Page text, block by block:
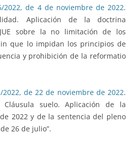
2022, de 4 de noviembre de 2022.
Aplicación de la doctrina
sobre la no limitación de los
que lo impidan los principios de
y prohibición de la reformatio
2022, de 22 de noviembre de 2022.
Cláusula suelo. Aplicación de la
2022 y de la sentencia del pleno
26 de julio”.